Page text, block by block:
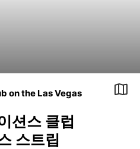
on the Las Vegas
션스 클럽
스트립